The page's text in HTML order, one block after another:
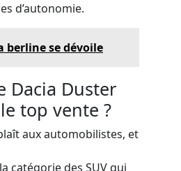
d’autonomie.
berline se dévoile
Dacia Duster
top vente ?
aux automobilistes, et
catégorie des SUV qui